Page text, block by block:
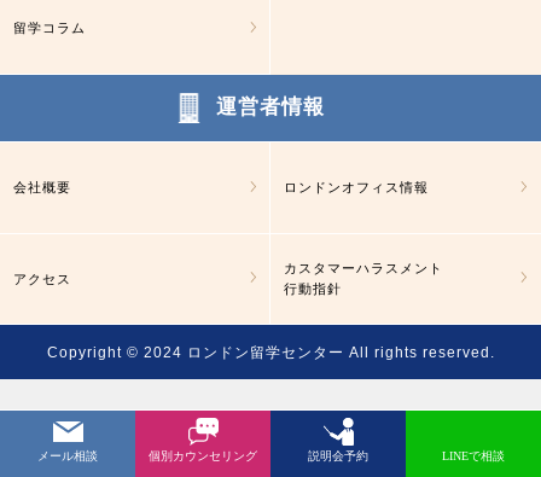
留学コラム
運営者情報
会社概要 ロンドンオフィス情報
アクセス
カスタマーハラスメント
行動指針
Copyright © 2024 ロンドン留学センター All rights reserved.
メール相談 個別カウンセリング 説明会予約 LINEで相談